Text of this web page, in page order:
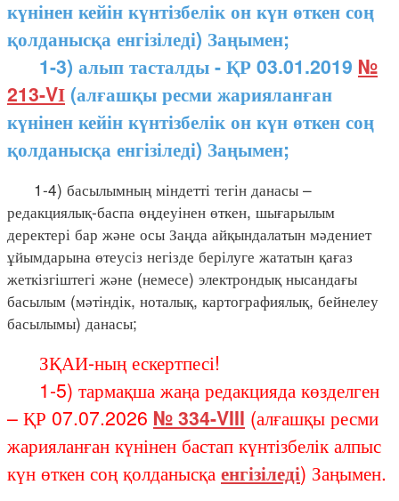
күнінен кейін күнтізбелік он күн өткен соң
қолданысқа енгізіледі) Заңымен;
1-3) алып тасталды - ҚР 03.01.2019 №
213-VІ (алғашқы ресми жарияланған
күнінен кейін күнтізбелік он күн өткен соң
қолданысқа енгізіледі) Заңымен;
1-4) басылымның міндетті тегін данасы –
редакциялық-баспа өңдеуінен өткен, шығарылым
деректері бар және осы Заңда айқындалатын мәдениет
ұйымдарына өтеусіз негізде берілуге жататын қағаз
жеткізгіштегі және (немесе) электрондық нысандағы
басылым (мәтіндік, ноталық, картографиялық, бейнелеу
басылымы) данасы;
ЗҚАИ-ның ескертпесі!
1-5) тармақша жаңа редакцияда көзделген
– ҚР 07.07.2026 № 334-VIII (алғашқы ресми
жарияланған күнінен бастап күнтізбелік алпыс
күн өткен соң қолданысқа енгізіледі) Заңымен.